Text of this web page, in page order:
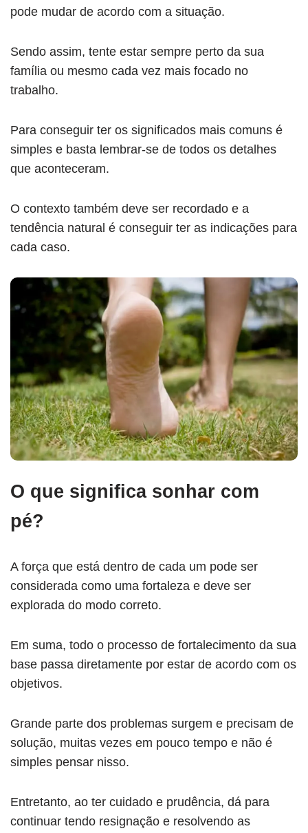
pode mudar de acordo com a situação.
Sendo assim, tente estar sempre perto da sua
família ou mesmo cada vez mais focado no
trabalho.
Para conseguir ter os significados mais comuns é
simples e basta lembrar-se de todos os detalhes
que aconteceram.
O contexto também deve ser recordado e a
tendência natural é conseguir ter as indicações para
cada caso.
O que significa sonhar com
pé?
A força que está dentro de cada um pode ser
considerada como uma fortaleza e deve ser
explorada do modo correto.
Em suma, todo o processo de fortalecimento da sua
base passa diretamente por estar de acordo com os
objetivos.
Grande parte dos problemas surgem e precisam de
solução, muitas vezes em pouco tempo e não é
simples pensar nisso.
Entretanto, ao ter cuidado e prudência, dá para
continuar tendo resignação e resolvendo as